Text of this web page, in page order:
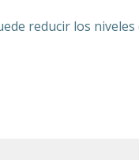
reducir los